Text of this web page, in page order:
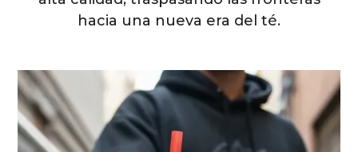
hacia una nueva era del té.